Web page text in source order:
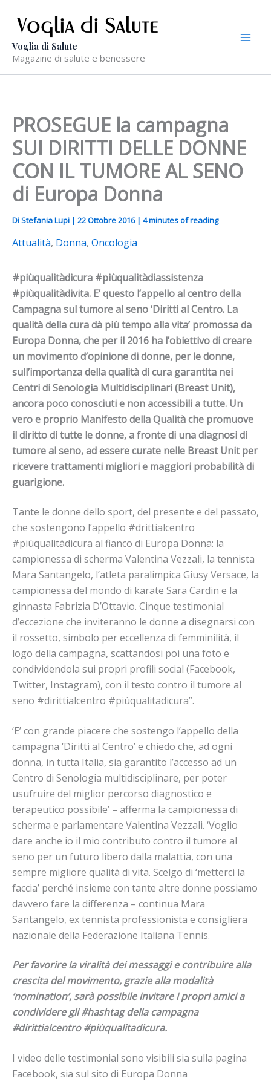
contenuto
Voglia di Salute
Magazine di salute e benessere
PROSEGUE la campagna
SUI DIRITTI DELLE DONNE
CON IL TUMORE AL SENO
di Europa Donna
DiStefania Lupi | 22 Ottobre 2016 | 4 minutes of reading
Attualità, Donna, Oncologia
#piùqualitàdicura #piùqualitàdiassistenza
#piùqualitàdivita. E’ questo l’appello al centro della
Campagna sul tumore al seno ‘Diritti al Centro. La
qualità della cura dà più tempo alla vita’ promossa da
Europa Donna, che per il 2016 ha l’obiettivo di creare
un movimento d’opinione di donne, per le donne,
sull’importanza della qualità di cura garantita nei
Centri di Senologia Multidisciplinari (Breast Unit),
ancora poco conosciuti e non accessibili a tutte. Un
vero e proprio Manifesto della Qualità che promuove
il diritto di tutte le donne, a fronte di una diagnosi di
tumore al seno, ad essere curate nelle Breast Unit per
ricevere trattamenti migliori e maggiori probabilità di
guarigione.
Tante le donne dello sport, del presente e del passato,
che sostengono l’appello #drittialcentro
#piùqualitàdicura al fianco di Europa Donna: la
campionessa di scherma Valentina Vezzali, la tennista
Mara Santangelo, l’atleta paralimpica Giusy Versace, la
campionessa del mondo di karate Sara Cardin e la
ginnasta Fabrizia D’Ottavio. Cinque testimonial
d’eccezione che inviteranno le donne a disegnarsi con
il rossetto, simbolo per eccellenza di femminilità, il
logo della campagna, scattandosi poi una foto e
condividendola sui propri profili social (Facebook,
Twitter, Instagram), con il testo contro il tumore al
seno #dirittialcentro #piùqualitadicura”.
‘E’ con grande piacere che sostengo l’appello della
campagna ‘Diritti al Centro’ e chiedo che, ad ogni
donna, in tutta Italia, sia garantito l’accesso ad un
Centro di Senologia multidisciplinare, per poter
usufruire del miglior percorso diagnostico e
terapeutico possibile’ – afferma la campionessa di
scherma e parlamentare Valentina Vezzali. ‘Voglio
dare anche io il mio contributo contro il tumore al
seno per un futuro libero dalla malattia, con una
sempre migliore qualità di vita. Scelgo di ‘metterci la
faccia’ perché insieme con tante altre donne possiamo
davvero fare la differenza – continua Mara
Santangelo, ex tennista professionista e consigliera
nazionale della Federazione Italiana Tennis.
Per favorire la viralità dei messaggi e contribuire alla
crescita del movimento, grazie alla modalità
‘nomination’, sarà possibile invitare i propri amici a
condividere gli #hashtag della campagna
#dirittialcentro #piùqualitadicura.
I video delle testimonial sono visibili sia sulla pagina
Facebook, sia sul sito di Europa Donna